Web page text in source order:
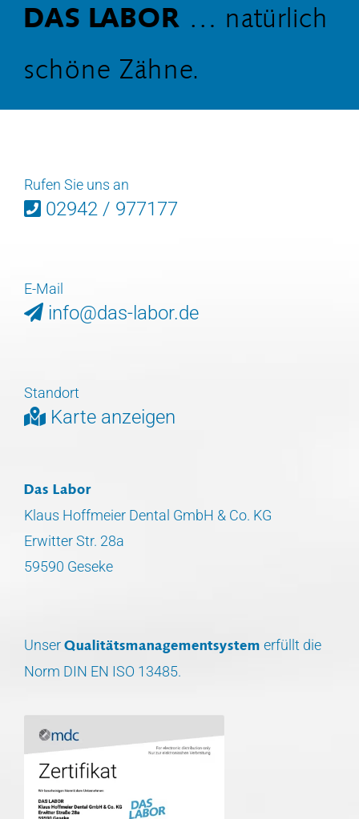
DAS LABOR … natürlich
schöne Zähne.
Rufen Sie uns an
02942 / 977177
E-Mail
info@das-labor.de
Standort
Karte anzeigen
Das Labor
Klaus Hoffmeier Dental GmbH & Co. KG
Erwitter Str. 28a
59590 Geseke
UnserQualitäts­management­system erfüllt die
Norm DIN EN ISO 13485.